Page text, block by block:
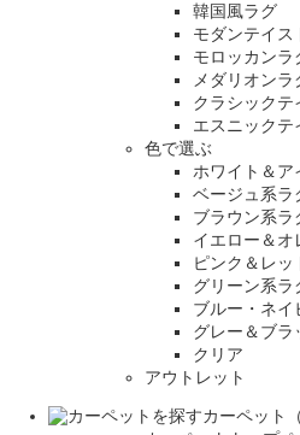
韓国風ラグ
モダンテイス
モロッカンラ
メダリオンラ
クラシックテ
エスニックテ
色で選ぶ
ホワイト＆ア
ベージュ系ラ
ブラウン系ラ
イエロー＆オ
ピンク＆レッ
グリーン系ラ
ブルー・ネイ
グレー＆ブラ
クリア
アウトレット
カーペット